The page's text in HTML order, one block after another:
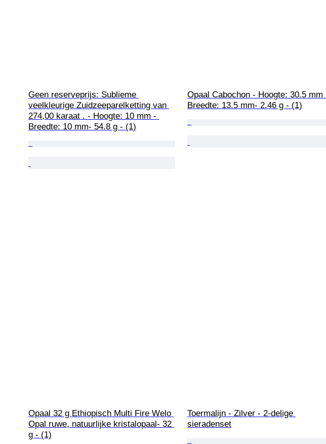
Geen reserveprijs: Sublieme
veelkleurige Zuidzeeparelketting van
274,00 karaat . - Hoogte: 10 mm -
Breedte: 10 mm- 54.8 g - (1)
Opaal Cabochon - Hoogte: 30.5 mm
Breedte: 13.5 mm- 2.46 g - (1)
Opaal 32 g Ethiopisch Multi Fire Welo
Opal ruwe, natuurlijke kristalopaal- 32
g - (1)
Toermalijn - Zilver - 2-delige
sieradenset